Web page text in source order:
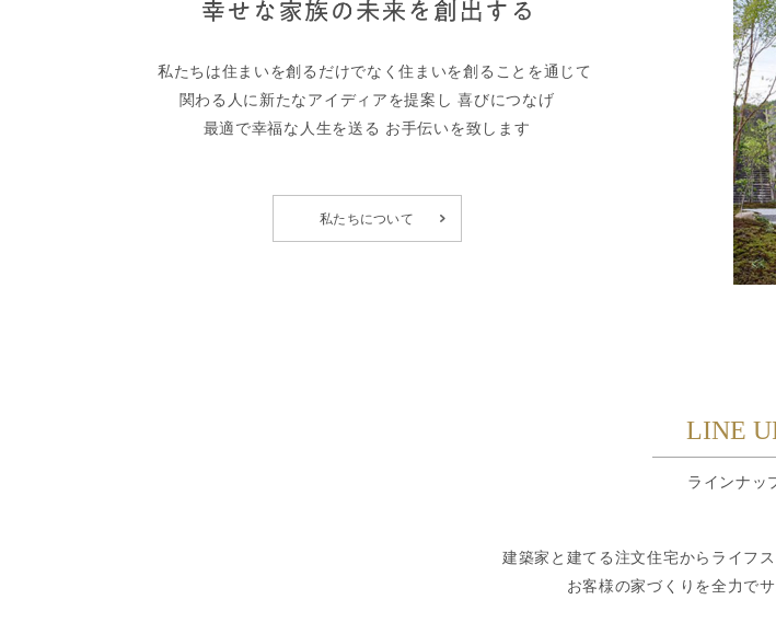
私たちは住まいを創るだけでなく住まいを創ることを通じて
関わる人に新たなアイディアを提案し喜びにつなげ
最適で幸福な人生を送る お手伝いを致します
私たちについて
LINE
ラインナッ
建築家と建てる注文住宅から ライフ
お客様の家づくりを全力で